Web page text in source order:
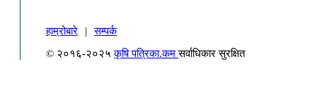
हाम्रोबारे |
सम्पर्क
© २०१६-२०२५कृषि पत्रिका.कमसर्वाधिकार सुरक्षित